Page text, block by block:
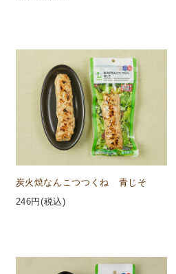
炭火焼なんこつつくね 青じそ
246円(税込)